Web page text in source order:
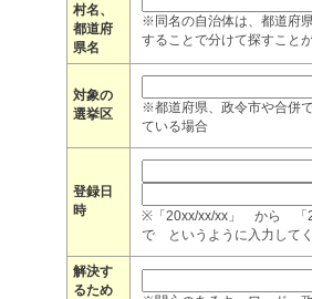
村名、
都道府
県名
※同名の自治体は、都道府
することで分けて探すこと
対象の
選挙区
※都道府県、政令市や合併
ている場合
登録日
時
※「20xx/xx/xx」 から 「
で というように入力してく
解決す
るため